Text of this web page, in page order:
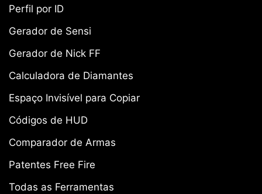
Perfil por ID
Gerador de Sensi
Gerador de Nick FF
Calculadora de Diamantes
Espaço Invisível para Copiar
Códigos de HUD
Comparador de Armas
Patentes Free Fire
Todas as Ferramentas